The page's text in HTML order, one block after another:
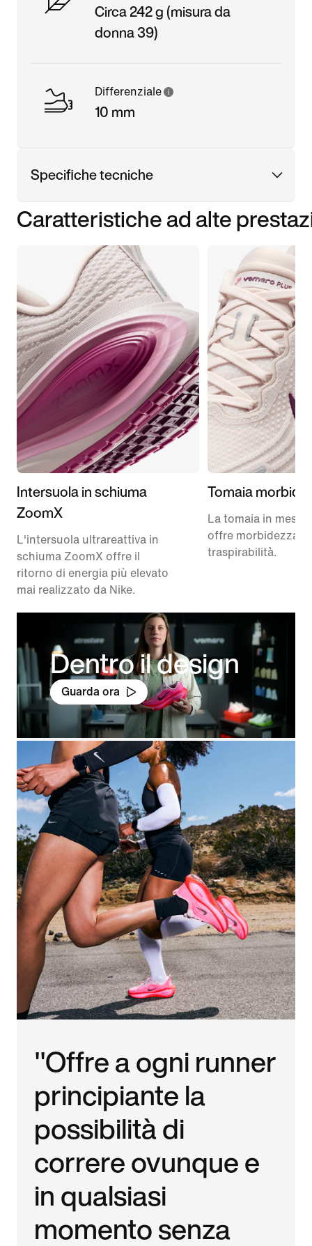
Circa 242 g (misura da
donna 39)
Differenziale
10 mm
Specifiche tecniche
Caratteristiche ad alte
Intersuola in schiuma
ZoomX
L'intersuola ultrareattiva in
schiuma ZoomX offre il
ritorno di energia più elevato
mai realizzato da Nike.
Tomaia morbida
La tomaia in mesh
offre morbidezza e
traspirabilità.
Dentro il design
Guarda ora
"Offre a ogni runner
principiante la
possibilità di
correre ovunque e
in qualsiasi
momento senza